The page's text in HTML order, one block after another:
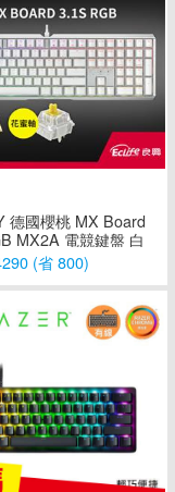
德國櫻桃 MX Board
MX2A 電競鍵盤 白
文 (省 800)